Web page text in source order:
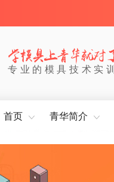
专业的模具技术实训
首页 青华简介